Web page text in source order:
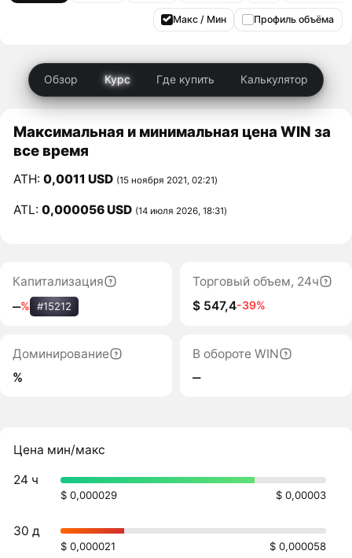
Макс / Мин Профиль объёма
Обзор Курс Где купить Калькулятор
Максимальная и минимальная цена WIN за
все время
ATH:0,0011 USD (15 ноября 2021, 02:21)
ATL:0,000056 USD (14 июля 2026, 18:31)
Капитализация
‒% #15212
Торговый объем, 24ч
$ 547,4-39%
Доминирование
%
В обороте WIN
‒
Цена мин/макс
24 ч
$ 0,000029 $ 0,00003
30 д
$ 0,000021 $ 0,000058